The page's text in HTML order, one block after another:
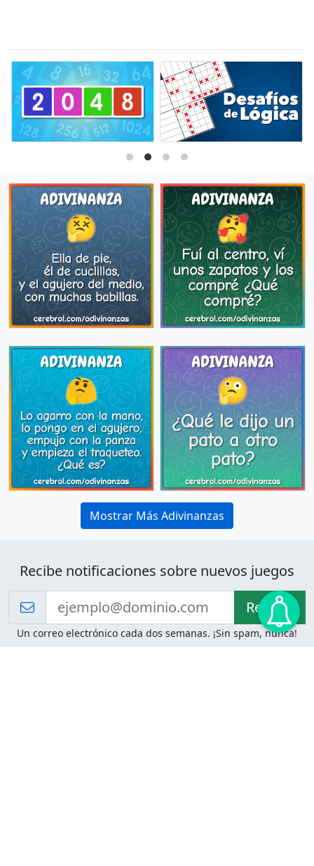
Mostrar Más Adivinanzas
Recibe notificaciones sobre nuevos juegos
Recibir!
Un correo electrónico cada dos semanas. ¡Sin spam, nunca!